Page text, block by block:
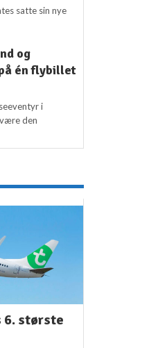
satte sin nye
og
én flybillet
i
den
6. største